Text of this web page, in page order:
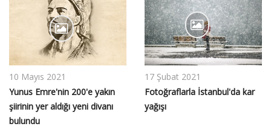
10 Mayıs 2021
Yunus Emre'nin 200'e yakın
şiirinin yer aldığı yeni divanı
bulundu
17 Şubat 2021
Fotoğraflarla İstanbul'da kar
yağışı